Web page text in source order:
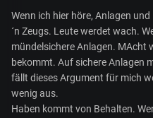
Wenn ich hier höre, Anlagen
´n Zeugs. Leute werdet wach.
mündelsichere Anlagen. MAcht
bekommt. Auf sichere Anlagen
fällt dieses Argument für mich
wenig aus.
Haben kommt von Behalten.